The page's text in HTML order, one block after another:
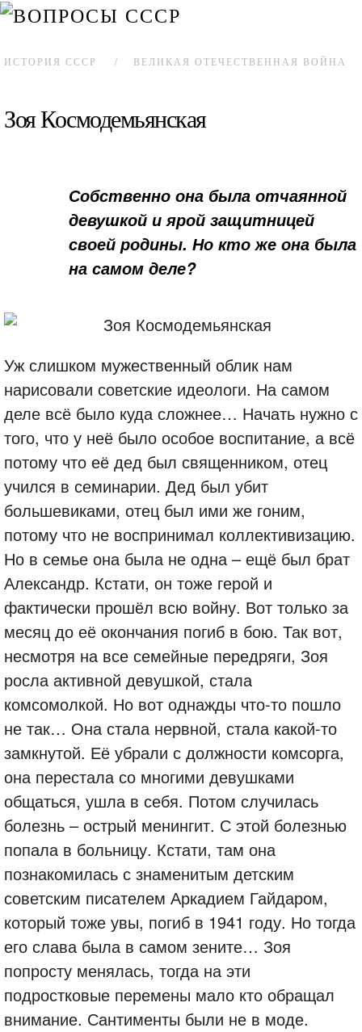
ИСТОРИЯ СССР ВЕЛИКАЯ ОТЕЧЕСТВЕННАЯ ВОЙНА
Зоя Космодемьянская
Собственно она была отчаянной
девушкой и ярой защитницей
своей родины. Но кто же она была
на самом деле?
Уж слишком мужественный облик нам
нарисовали советские идеологи. На самом
деле всё было куда сложнее… Начать нужно с
того, что у неё было особое воспитание, а всё
потому что её дед был священником, отец
учился в семинарии. Дед был убит
большевиками, отец был ими же гоним,
потому что не воспринимал коллективизацию.
Но в семье она была не одна – ещё был брат
Александр. Кстати, он тоже герой и
фактически прошёл всю войну. Вот только за
месяц до её окончания погиб в бою. Так вот,
несмотря на все семейные передряги, Зоя
росла активной девушкой, стала
комсомолкой. Но вот однажды что-то пошло
не так… Она стала нервной, стала какой-то
замкнутой. Её убрали с должности комсорга,
она перестала со многими девушками
общаться, ушла в себя. Потом случилась
болезнь – острый менингит. С этой болезнью
попала в больницу. Кстати, там она
познакомилась с знаменитым детским
советским писателем Аркадием Гайдаром,
который тоже увы, погиб в 1941 году. Но тогда
его слава была в самом зените… Зоя
попросту менялась, тогда на эти
подростковые перемены мало кто обращал
внимание. Сантименты были не в моде.